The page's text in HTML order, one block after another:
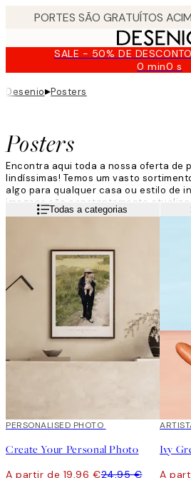
SALE - 50% DE
0 min0 s
Válido
Desenio▸Posters
Posters
Encontra aqui toda a nossa oferta de
lindíssimas! Temos um vasto
algo para qualquer casa ou estilo de
imagens são constantemente
populares e temas exclusivos para
Leia maisTodas a categorias
20%*Criar Arte
PERSONALISED PHOTO
Create Your Personal Photo
A partir de 19,96 €24,95 €
40%*
A